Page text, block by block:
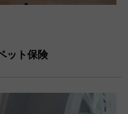
ット保険